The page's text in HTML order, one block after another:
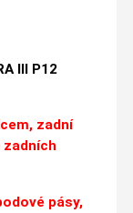
III P12
zadní
zadních
pásy,